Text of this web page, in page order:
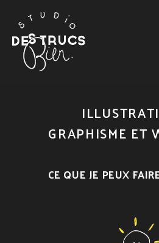
GRAPHISME ET
CE QUE JE PEUX